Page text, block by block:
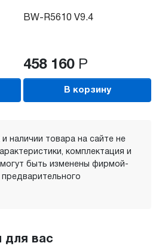
BW-R5610 V9.4
458 160 Р
В корзину
наличии товара на сайте не
комплектация и
быть изменены фирмой-
для вас